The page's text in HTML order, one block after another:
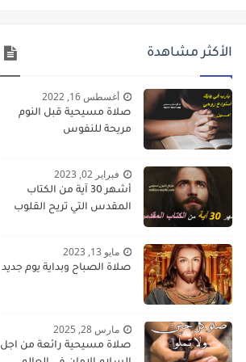
الأكثر مشاهدة
أغسطس 16, 2022
صلاة مسيحية قبل النوم
مريحة للنفوس
فبراير 02, 2023
أشهر 30 آية من الكتاب
المقدس التي تريح القلوب
مايو 13, 2023
صلاة الصباح وبداية يوم جديد
مارس 28, 2025
صلاة مسيحية رائعة من اجل